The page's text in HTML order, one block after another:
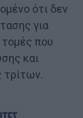
ότι δεν
για
που
και
τρίτων.